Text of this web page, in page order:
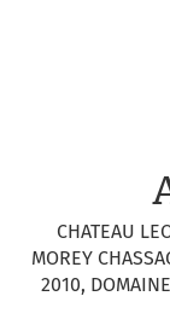
CHATEAU
MOREY
2010,